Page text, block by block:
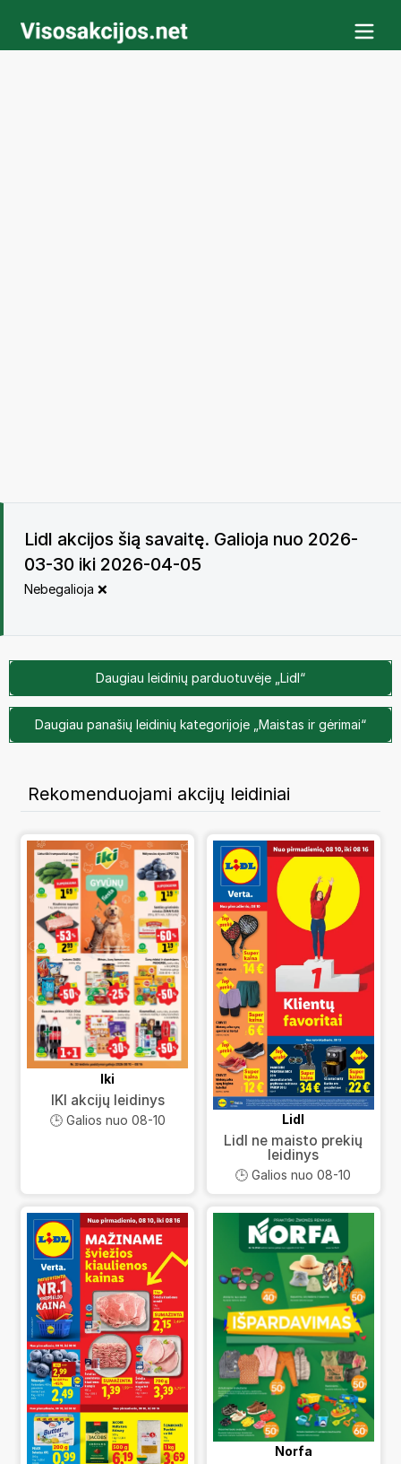
Lidl akcijos šią savaitę. Galioja nuo 2026-
03-30 iki 2026-04-05
Nebegalioja ❌
Daugiau leidinių parduotuvėje „Lidl“
Daugiau panašių leidinių kategorijoje „Maistas ir gėrimai“
Rekomenduojami akcijų leidiniai
Iki
IKI akcijų leidinys
🕒 Galios nuo 08-10 Lidl
Lidl ne maisto prekių
leidinys
🕒 Galios nuo 08-10
Norfa